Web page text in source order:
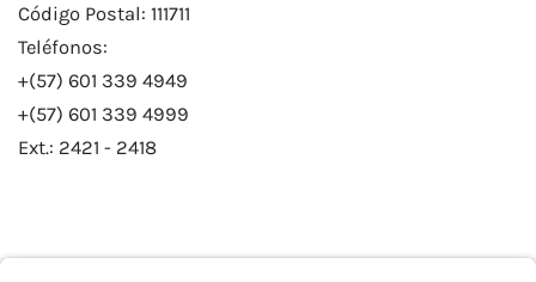
Código Postal: 111711
Teléfonos:
+(57) 601 339 4949
+(57) 601 339 4999
Ext.: 2421 - 2418